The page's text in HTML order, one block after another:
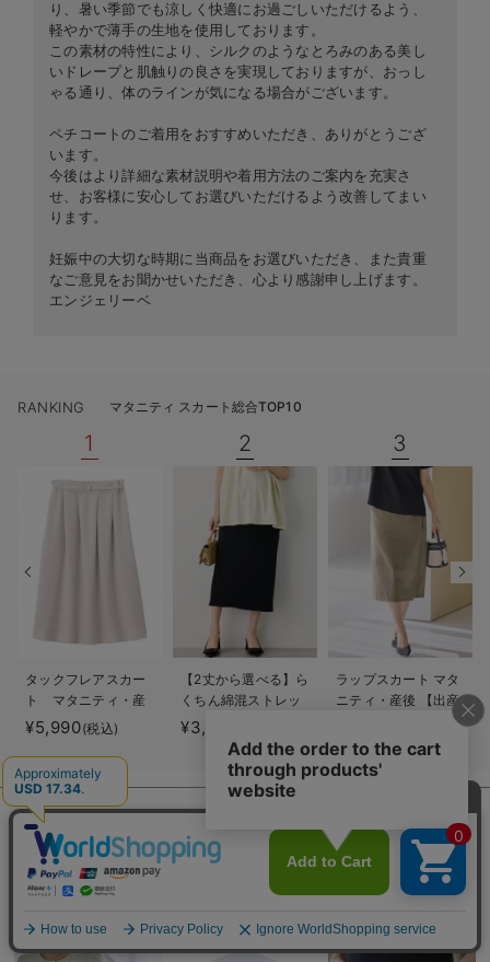
り、暑い季節でも涼しく快適にお過ごしいただけるよう、
軽やかで薄手の生地を使用しております。
この素材の特性により、シルクのようなとろみのある美し
いドレープと肌触りの良さを実現しておりますが、おっし
ゃる通り、体のラインが気になる場合がございます。
ペチコートのご着用をおすすめいただき、ありがとうござ
います。
今後はより詳細な素材説明や着用方法のご案内を充実さ
せ、お客様に安心してお選びいただけるよう改善してまい
ります。
妊娠中の大切な時期に当商品をお選びいただき、また貴重
なご意見をお聞かせいただき、心より感謝申し上げます。
エンジェリーベ
RANKING マタニティ スカート総合TOP10
1
タックフレアスカー
ト マタニティ・産
後【出産後も長く着
られる】
¥5,990(税込)
2
【2丈から選べる】ら
くちん綿混ストレッ
チリブナロースカー
ト マタニティ・産
後【出産後も長く使
¥3,990
3
ラップスカート マタ
ニティ・産後 【出産
BRAND ITEMS
犬印本舗ブランドの他の商品はこちら